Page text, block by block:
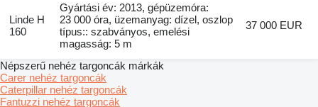
Linde H
160
Gyártási év: 2013, gépüzemóra:
23 000 óra, üzemanyag: dízel, oszlop
típus:: szabványos, emelési
magasság: 5 m
37 000 EUR
Népszerű nehéz targoncák márkák
Carer nehéz targoncák
Caterpillar nehéz targoncák
Fantuzzi nehéz targoncák